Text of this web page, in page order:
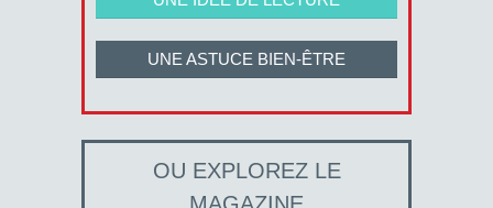
UNE ASTUCE BIEN-ÊTRE
OU EXPLOREZ LE